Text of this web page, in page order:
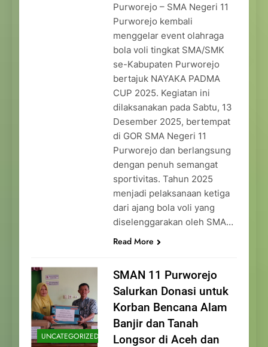
Purworejo – SMA Negeri 11
Purworejo kembali
menggelar event olahraga
bola voli tingkat SMA/SMK
se-Kabupaten Purworejo
bertajuk NAYAKA PADMA
CUP 2025. Kegiatan ini
dilaksanakan pada Sabtu, 13
Desember 2025, bertempat
di GOR SMA Negeri 11
Purworejo dan berlangsung
dengan penuh semangat
sportivitas. Tahun 2025
menjadi pelaksanaan ketiga
dari ajang bola voli yang
diselenggarakan oleh SMA…
Read More
UNCATEGORIZED
SMAN 11 Purworejo
Salurkan Donasi untuk
Korban Bencana Alam
Banjir dan Tanah
Longsor di Aceh dan